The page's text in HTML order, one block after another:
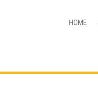
HOME